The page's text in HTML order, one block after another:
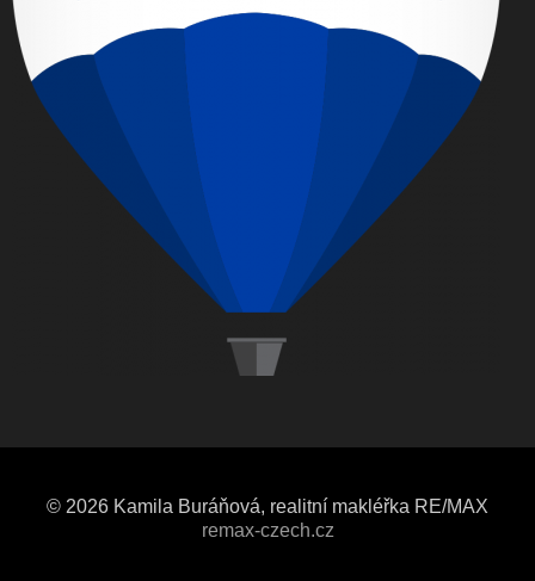
© 2026 Kamila Buráňová, realitní makléřka RE/MAX
remax-czech.cz